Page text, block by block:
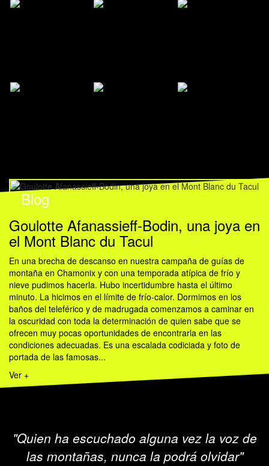
Blog
Goulotte Afanassieff-Bodin, una joya en
el Mont Blanc du Tacul
En una brecha de descanso en nuestra campaña de guías de
montaña en Chamonix y con una temporada atípica de frío y
nieve pudimos hacerla. Hubo incertidumbre hasta el último
minuto. La hicimos en el límite de frío-calor. Dormimos en los
baños del teleférico y de madrugada comenzamos a caminar en
la oscuridad con toda la determinación de quien sabe que se
ofrecen muy pocas oportunidades de encontrarla en las
condiciones adecuadas. Es una escalada codiciada y foto de
portada de las famosas...
Ver +
"Quien ha escuchado alguna vez la voz de
las montañas, nunca la podrá olvidar"